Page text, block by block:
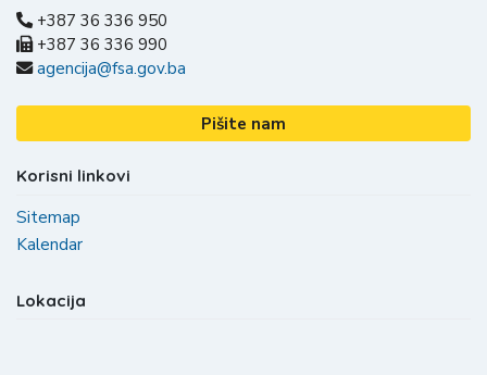
+387 36 336 950
+387 36 336 990
agencija@fsa.gov.ba
Pišite nam
Korisni linkovi
Sitemap
Kalendar
Lokacija